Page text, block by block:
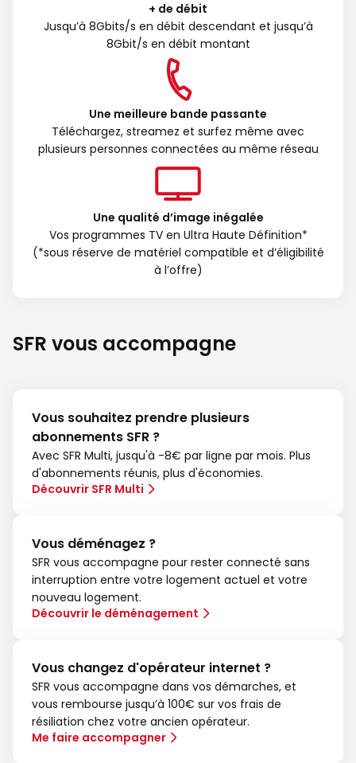
+ de débit
Jusqu’à 8Gbits/s en débit descendant et jusqu’à
8Gbit/s en débit montant
Une meilleure bande passante
Téléchargez, streamez et surfez même avec
plusieurs personnes connectées au même réseau
Une qualité d’image inégalée
Vos programmes TV en Ultra Haute Définition*
(*sous réserve de matériel compatible et d’éligibilité
à l’offre)
SFR vous accompagne
Vous souhaitez prendre plusieurs
abonnements SFR ?
Avec SFR Multi, jusqu'à -8€ par ligne par mois. Plus
d'abonnements réunis, plus d'économies.
Découvrir SFR Multi
Vous déménagez ?
SFR vous accompagne pour rester connecté sans
interruption entre votre logement actuel et votre
nouveau logement.
Découvrir le déménagement
Vous changez d'opérateur internet ?
SFR vous accompagne dans vos démarches, et
vous rembourse jusqu’à 100€ sur vos frais de
résiliation chez votre ancien opérateur.
Me faire accompagner